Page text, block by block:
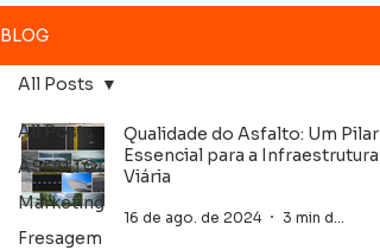
BLOG
All Posts
ASFALTO
Marketing
Fresagem
All Posts
Qualidade do Asfalto: Um Pilar
Essencial para a Infraestrutura
Viária
16 de ago. de 2024